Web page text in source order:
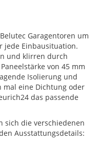
Garagentoren um
jede Einbausituation.
und klirren durch
von 45 mm
Isolierung und
mal eine Dichtung oder
das passende
sich die verschiedenen
Ausstattungsdetails: